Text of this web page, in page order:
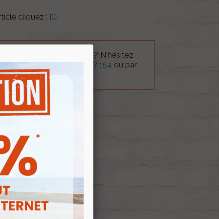
cliquez : ICI
technique sur le produit ? N'hésitez
technique au0254 277 154 ou par
.
D'ENVIES